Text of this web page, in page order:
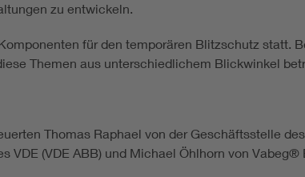
zu entwickeln.
für den temporären Blitzschutz statt.
Themen aus unterschiedlichem Blickwinkel
Thomas Raphael von der Geschäftsstelle
VDE (VDE ABB) und Michael Öhlhorn von Vabeg®